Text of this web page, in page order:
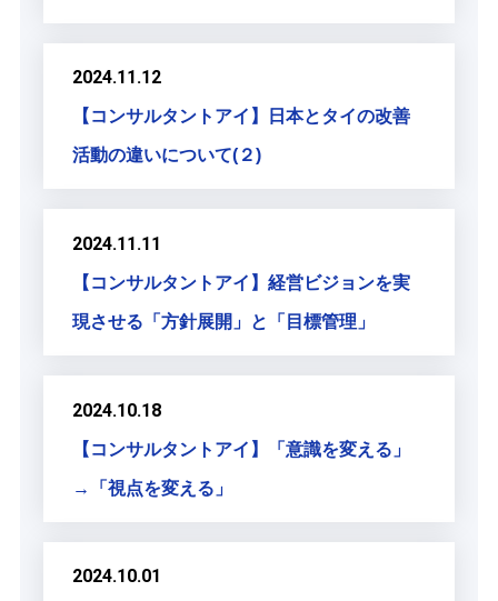
2024.11.12
【コンサルタントアイ】日本とタイの改善
活動の違いについて(２)
2024.11.11
【コンサルタントアイ】経営ビジョンを実
現させる「方針展開」と「目標管理」
2024.10.18
【コンサルタントアイ】「意識を変える」
→「視点を変える」
2024.10.01